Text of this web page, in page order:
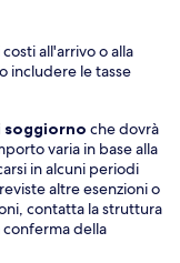
all'arrivo o alla
includere le tasse
soggiorno che dovrà
varia in base alla
in alcuni periodi
altre esenzioni o
contatta la struttura
della